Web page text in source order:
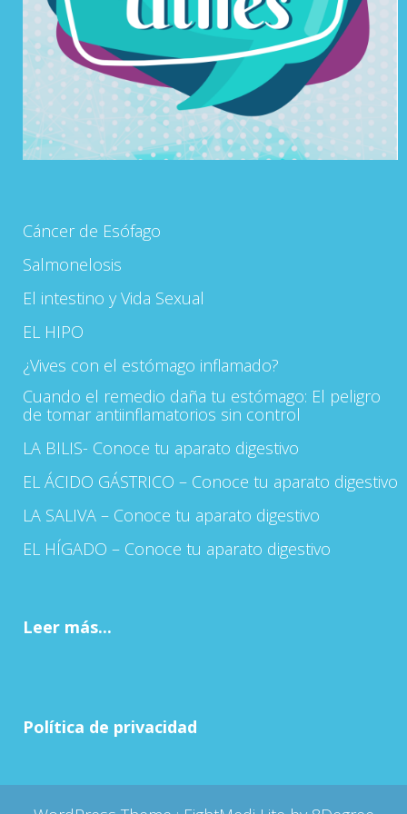
Cáncer de Esófago
Salmonelosis
El intestino y Vida Sexual
EL HIPO
¿Vives con el estómago inflamado?
Cuando el remedio daña tu estómago: El peligro
de tomar antiinflamatorios sin control
LA BILIS- Conoce tu aparato digestivo
EL ÁCIDO GÁSTRICO – Conoce tu aparato digestivo
LA SALIVA – Conoce tu aparato digestivo
EL HÍGADO – Conoce tu aparato digestivo
Leer más...
Política de privacidad